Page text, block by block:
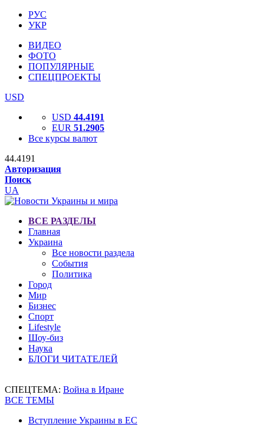
РУС
УКР
ВИДЕО
ФОТО
ПОПУЛЯРНЫЕ
СПЕЦПРОЕКТЫ
USD
USD 44.4191
EUR 51.2905
Все курсы валют
44.4191
Авторизация
Поиск
UA
ВСЕ РАЗДЕЛЫ
Главная
Украина
Все новости раздела
События
Политика
Город
Мир
Бизнес
Спорт
Lifestyle
Шоу-биз
Наука
БЛОГИ ЧИТАТЕЛЕЙ
СПЕЦТЕМА: Война в Иране
ВСЕ ТЕМЫ
Вступление Украины в ЕС